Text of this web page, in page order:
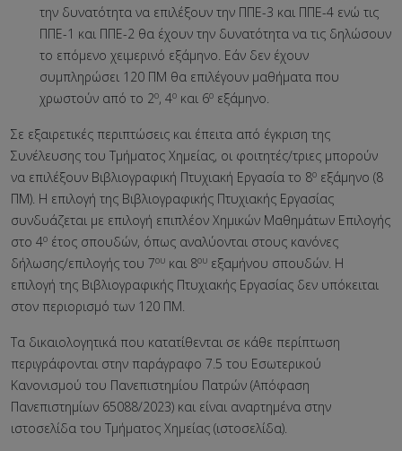
την δυνατότητα να επιλέξουν την ΠΠΕ-3 και ΠΠΕ-4 ενώ τις
ΠΠΕ-1 και ΠΠΕ-2 θα έχουν την δυνατότητα να τις δηλώσουν
το επόμενο χειμερινό εξάμηνο. Εάν δεν έχουν
συμπληρώσει 120 ΠΜ θα επιλέγουν μαθήματα που
χρωστούν από το 2ο, 4ο και 6ο εξάμηνο.
Σε εξαιρετικές περιπτώσεις και έπειτα από έγκριση της
Συνέλευσης του Τμήματος Χημείας, οι φοιτητές/τριες μπορούν
να επιλέξουν Βιβλιογραφική Πτυχιακή Εργασία το 8ο εξάμηνο (8
ΠΜ). Η επιλογή της Βιβλιογραφικής Πτυχιακής Εργασίας
συνδυάζεται με επιλογή επιπλέον Χημικών Μαθημάτων Επιλογής
στο 4ο έτος σπουδών, όπως αναλύονται στους κανόνες
δήλωσης/επιλογής του 7ου και 8ου εξαμήνου σπουδών. Η
επιλογή της Βιβλιογραφικής Πτυχιακής Εργασίας δεν υπόκειται
στον περιορισμό των 120 ΠΜ.
Τα δικαιολογητικά που κατατίθενται σε κάθε περίπτωση
περιγράφονται στην παράγραφο 7.5 του Εσωτερικού
Κανονισμού του Πανεπιστημίου Πατρών (Απόφαση
Πανεπιστημίων 65088/2023) και είναι αναρτημένα στην
ιστοσελίδα του Τμήματος Χημείας (ιστοσελίδα).